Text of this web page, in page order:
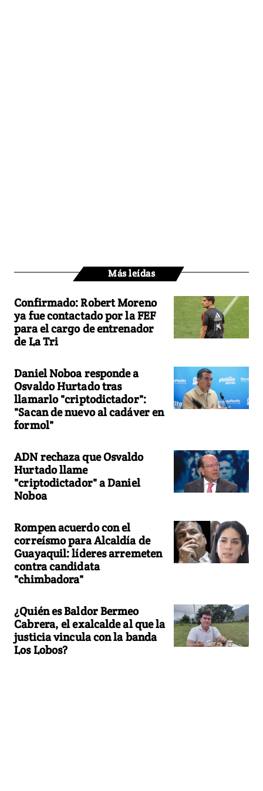
Más leídas
Confirmado: Robert Moreno
ya fue contactado por la FEF
para el cargo de entrenador
de La Tri
Daniel Noboa responde a
Osvaldo Hurtado tras
llamarlo "criptodictador":
"Sacan de nuevo al cadáver en
formol"
ADN rechaza que Osvaldo
Hurtado llame
"criptodictador" a Daniel
Noboa
Rompen acuerdo con el
correísmo para Alcaldía de
Guayaquil: líderes arremeten
contra candidata
"chimbadora"
¿Quién es Baldor Bermeo
Cabrera, el exalcalde al que la
justicia vincula con la banda
Los Lobos?